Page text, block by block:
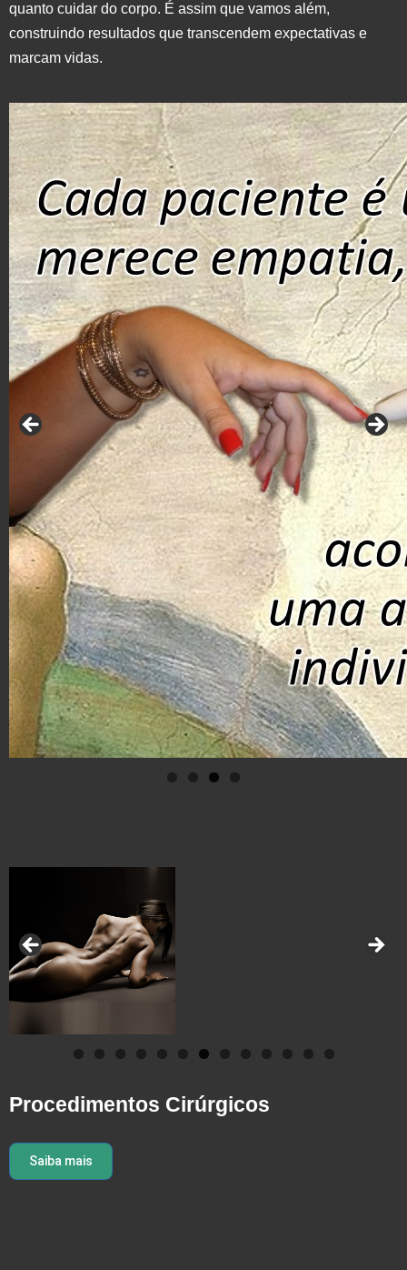
quanto cuidar do corpo. É assim que vamos além,
construindo resultados que transcendem expectativas e
marcam vidas.
Procedimentos Cirúrgicos
Saiba mais